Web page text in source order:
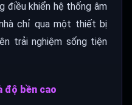
điều khiển hệ thống âm
chỉ qua một thiết bị
trải nghiệm sống tiện
độ bền cao